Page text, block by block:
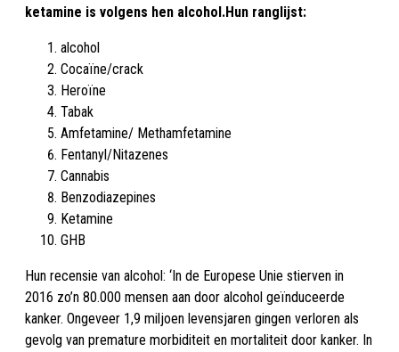
ketamine is volgens hen alcohol.Hun ranglijst:
alcohol
Cocaïne/crack
Heroïne
Tabak
Amfetamine/ Methamfetamine
Fentanyl/Nitazenes
Cannabis
Benzodiazepines
Ketamine
GHB
Hun recensie van alcohol: ‘In de Europese Unie stierven in
2016 zo’n 80.000 mensen aan door alcohol geïnduceerde
kanker. Ongeveer 1,9 miljoen levensjaren gingen verloren als
gevolg van premature morbiditeit en mortaliteit door kanker. In